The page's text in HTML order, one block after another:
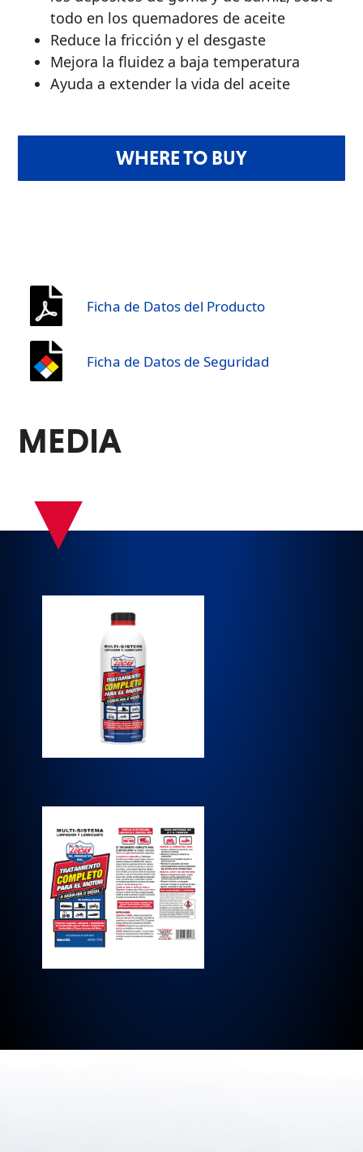
todo en los quemadores de aceite
Reduce la fricción y el desgaste
Mejora la fluidez a baja temperatura
Ayuda a extender la vida del aceite
WHERE TO BUY
Ficha de Datos del Producto
Ficha de Datos de Seguridad
MEDIA
▾